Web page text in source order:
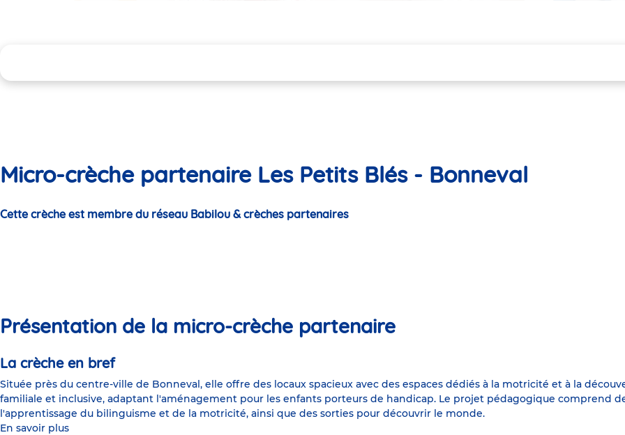
Micro-crèche partenaire Les Petits Blés - Bonneval
Cette crèche est membre du réseau Babilou & crèches partenaires
Présentation de la micro-crèche partenaire
La crèche en bref
Située près du centre-ville de Bonneval, elle offre des locaux spacieux avec des espaces dédiés à la motricité et à la
familiale et inclusive, adaptant l'aménagement pour les enfants porteurs de handicap. Le projet pédagogique comprend
l'apprentissage du bilinguisme et de la motricité, ainsi que des sorties pour découvrir le monde.
En savoir plus